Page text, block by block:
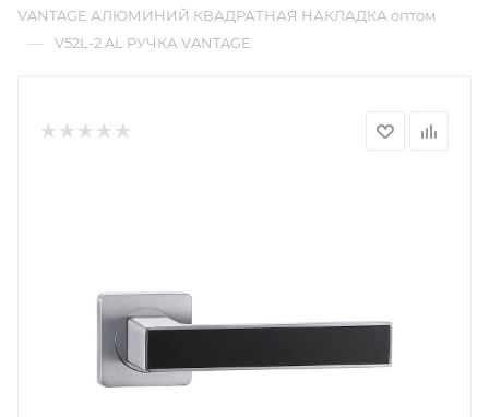
VANTAGE АЛЮМИНИЙ КВАДРАТНАЯ НАКЛАДКА оптом
— V52L-2 AL РУЧКА VANTAGE